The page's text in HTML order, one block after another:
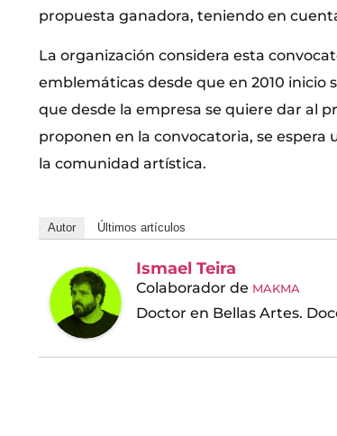
propuesta ganadora, teniendo en
La organización considera esta
emblemáticas desde que en 2010 inicio
que desde la empresa se quiere dar al
proponen en la convocatoria, se
la comunidad artística.
Autor Últimos artículos
Ismael Teira
Colaborador de MAKMA
Doctor en Bellas Artes.